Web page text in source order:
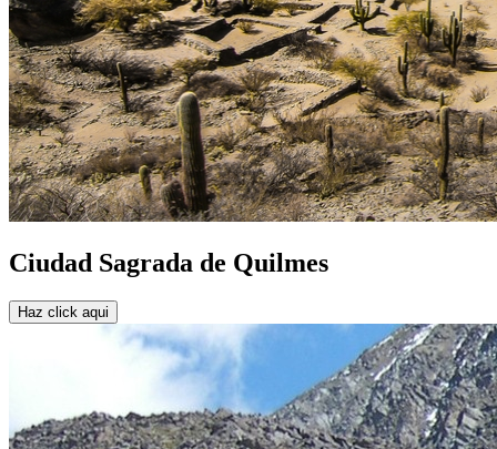
Ciudad Sagrada de Quilmes
Haz click aqui